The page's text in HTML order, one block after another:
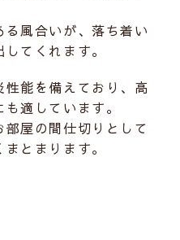
風合いが、落ち着い
てくれます。
能を備えており、高
適しています。
屋の間仕切りとして
とまります。